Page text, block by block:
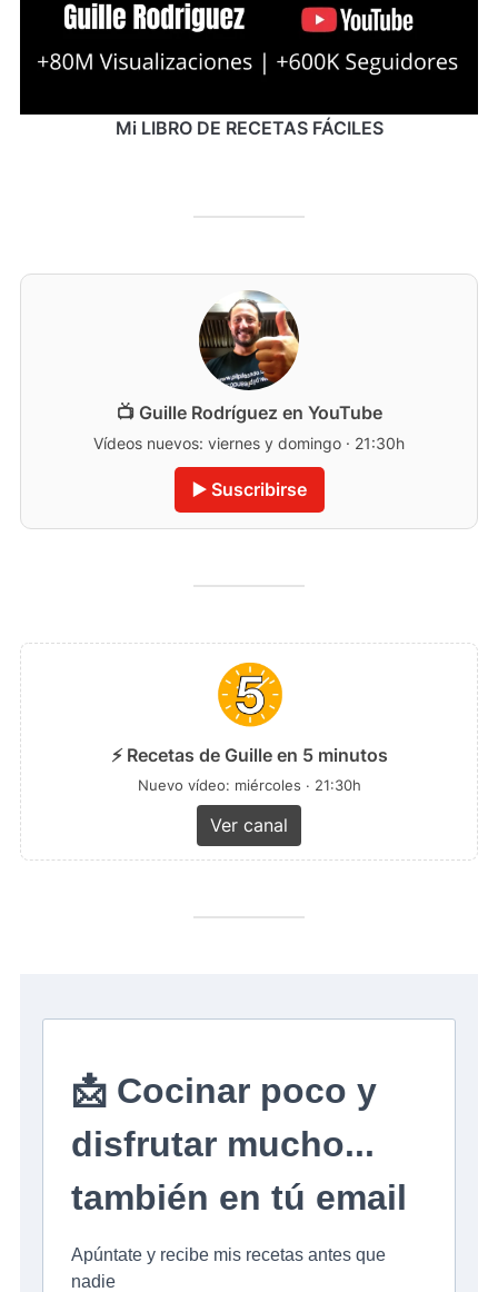
Mi LIBRO DE RECETAS FÁCILES
📺 Guille Rodríguez en YouTube
Vídeos nuevos: viernes y domingo · 21:30h
▶️ Suscribirse
⚡ Recetas de Guille en 5 minutos
Nuevo vídeo: miércoles · 21:30h
Ver canal